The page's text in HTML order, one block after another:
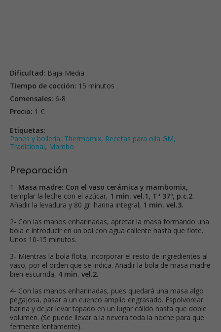
Dificultad: Baja-Media
Tiempo de cocción: 15 minutos
Comensales: 6-8
Precio: 1 €
Etiquetas:
Panes y bolleria, Thermomix, Recetas para olla GM,
Tradicional, Mambo
Preparación
1- Masa madre: Con el vaso cerámica y mambomix,
templar la leche con el azúcar, 1 min. vel.1, Tª 37º, p.c.2.
Añadir la levadura y 80 gr. harina integral, 1 min. vel.3.
2- Con las manos enharinadas, apretar la masa formando una
bola e introducir en un bol con agua caliente hasta que flote.
Unos 10-15 minutos.
3- Mientras la bola flota, incorporar el resto de ingredientes al
vaso, por el orden que se indica. Añadir la bola de masa madre
bien escurrida, 4 min. vel.2.
4- Con las manos enharinadas, pues quedará una masa algo
pegajosa, pasar a un cuenco amplio engrasado. Espolvorear
harina y dejar levar tapado en un lugar cálido hasta que doble
volumen. (Se puede llevar a la nevera toda la noche para que
fermente lentamente).